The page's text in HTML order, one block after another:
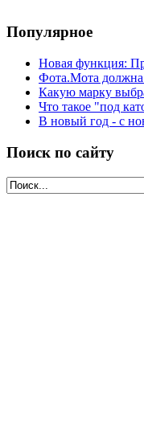
Популярное
Новая функция:
Фота.Мота должна
Какую марку
Что такое "под
В новый год - с
Поиск по сайту